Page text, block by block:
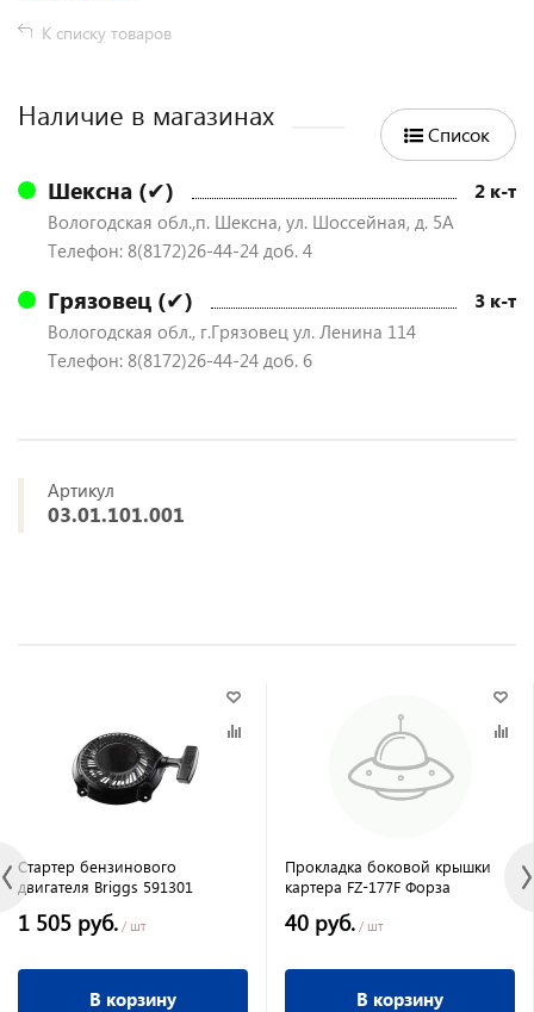
К списку товаров
Наличие в магазинах
Список
Шексна (✔) 2 к-т
Вологодская обл.,п. Шексна, ул. Шоссейная, д. 5А
Телефон: 8(8172)26-44-24 доб. 4
Грязовец (✔) 3 к-т
Вологодская обл., г.Грязовец ул. Ленина 114
Телефон: 8(8172)26-44-24 доб. 6
Артикул
03.01.101.001
Стартер бензинового
двигателя Briggs 591301
1 505 руб. / шт
В корзину
Прокладка боковой крышки
картера FZ-177F Форза
40 руб. / шт
В корзину